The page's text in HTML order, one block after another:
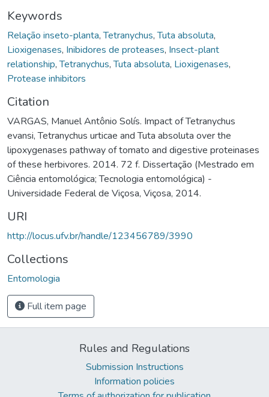
Keywords
Relação inseto-planta,Tetranychus,Tuta absoluta,
Lioxigenases, Inibidores de proteases, Insect-plant
relationship,Tetranychus,Tuta absoluta, Lioxigenases,
Protease inhibitors
Citation
VARGAS, Manuel Antônio Solís. Impact of Tetranychus
evansi, Tetranychus urticae and Tuta absoluta over the
lipoxygenases pathway of tomato and digestive proteinases
of these herbivores. 2014. 72 f. Dissertação (Mestrado em
Ciência entomológica; Tecnologia entomológica) -
Universidade Federal de Viçosa, Viçosa, 2014.
URI
http://locus.ufv.br/handle/123456789/3990
Collections
Entomologia
Full item page
Rules and Regulations
Submission Instructions
Information policies